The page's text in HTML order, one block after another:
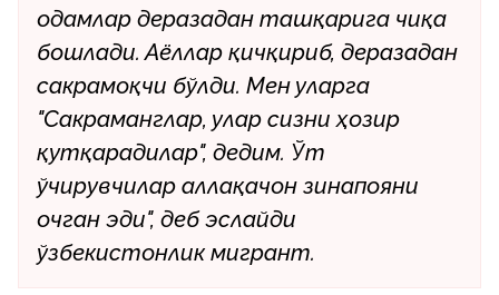
одамлар деразадан ташқарига чиқа
бошлади. Аёллар қичқириб, деразадан
сакрамоқчи бўлди. Мен уларга
"Сакраманглар, улар сизни ҳозир
қутқарадилар", дедим. Ўт
ўчирувчилар аллақачон зинапояни
очган эди", деб эслайди
ўзбекистонлик мигрант.